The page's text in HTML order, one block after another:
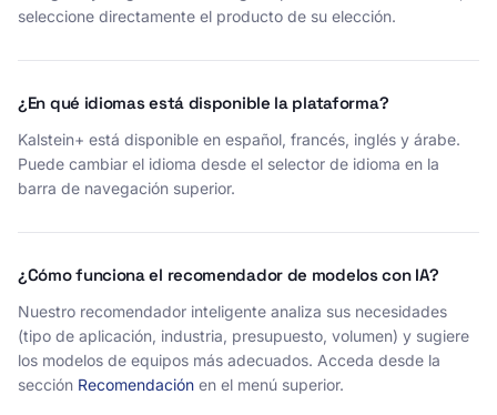
seleccione directamente el producto de su elección.
¿En qué idiomas está disponible la plataforma?
Kalstein+ está disponible en español, francés, inglés y árabe.
Puede cambiar el idioma desde el selector de idioma en la
barra de navegación superior.
¿Cómo funciona el recomendador de modelos con IA?
Nuestro recomendador inteligente analiza sus necesidades
(tipo de aplicación, industria, presupuesto, volumen) y sugiere
los modelos de equipos más adecuados. Acceda desde la
sección Recomendación en el menú superior.